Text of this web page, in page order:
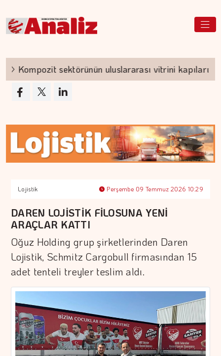
Kompozit sektörünün uluslararası vitrini kapılarını
Lojistik Perşembe 09 Temmuz 2026 10:29
DAREN LOJİSTİK FİLOSUNA YENİ
ARAÇLAR KATTI
Oğuz Holding grup şirketlerinden Daren
Lojistik, Schmitz Cargobull firmasından 15
adet tenteli treyler teslim aldı.